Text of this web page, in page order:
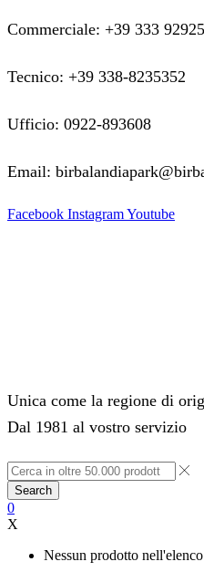
Commerciale: +39 333
Tecnico: +39 338-8235352
Ufficio: 0922-893608
Email:
Facebook InstagramYoutube
Unica come la regione di
Dal 1981 al vostro servizio
Search
0
X
Nessun prodotto nell'elenco